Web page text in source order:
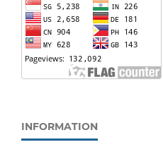
INFORMATION